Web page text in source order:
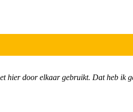
hier door elkaar gebruikt. Dat heb ik